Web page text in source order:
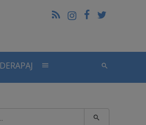
DERAPAJ